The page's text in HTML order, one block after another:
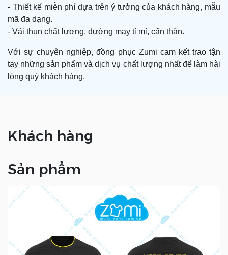
- Thiết kế miễn phí dựa trên ý tưởng của khách hàng, mẫu
mã đa dạng.
- Vải thun chất lượng, đường may tỉ mỉ, cẩn thận.
Với sự chuyên nghiệp, đồng phục Zumi cam kết trao tận
tay những sản phẩm và dịch vụ chất lượng nhất để làm hài
lòng quý khách hàng.
Khách hàng
Sản phẩm